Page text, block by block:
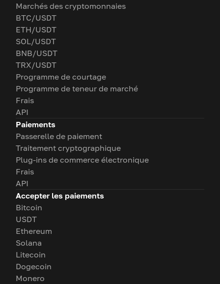
Marchés des cryptomonnaies
BTC/USDT
ETH/USDT
SOL/USDT
BNB/USDT
TRX/USDT
Programme de courtage
Programme de teneur de marché
Frais
API
Paiements
Passerelle de paiement
Traitement cryptographique
Plug-ins de commerce électronique
Frais
API
Accepter les paiements
Bitcoin
USDT
Ethereum
Solana
Litecoin
Dogecoin
Monero